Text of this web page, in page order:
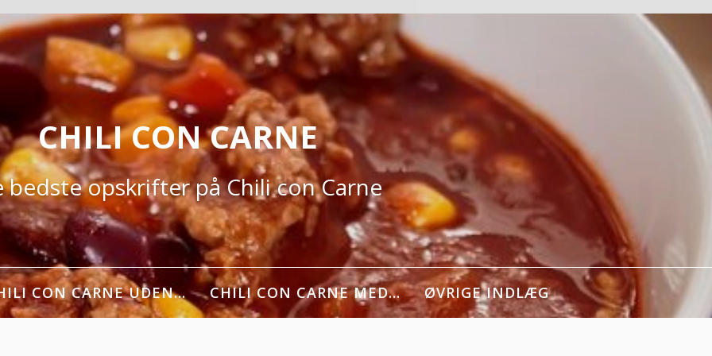
CHILI CON CARNE
bedste opskrifter på Chili con Carne
CON CARNE UDEN… CHILI CON CARNE MED… ØVRIGE INDLÆG